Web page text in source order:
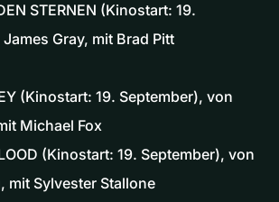
STERNEN (Kinostart: 19.
Gray, mit Brad Pitt
(Kinostart: 19. September), von
Michael Fox
(Kinostart: 19. September), von
mit Sylvester Stallone